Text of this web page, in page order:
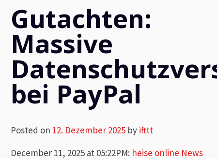
Gutachten:
Massive
bei PayPal
Posted on 12. Dezember 2025 by ifttt
December 11, 2025 at 05:22PM: heise online News